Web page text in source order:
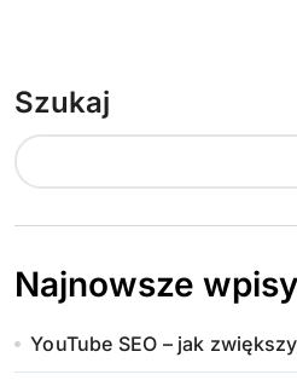
Szukaj
Najnowsze wpisy
YouTube SEO – jak